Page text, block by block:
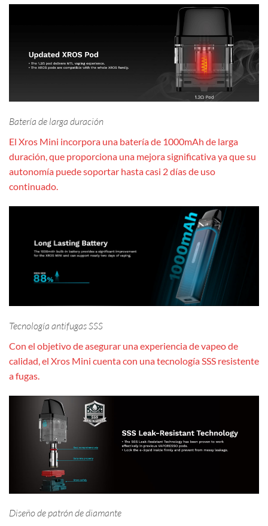
Batería de larga duración
El Xros Mini incorpora una batería de 1000mAh de larga
duración, que proporciona una mejora significativa ya que su
autonomía puede soportar hasta casi 2 días de uso
continuado.
Tecnología antifugas SSS
Con el objetivo de asegurar una experiencia de vapeo de
calidad, el Xros Mini cuenta con una tecnología SSS resistente
a fugas.
Diseño de patrón de diamante